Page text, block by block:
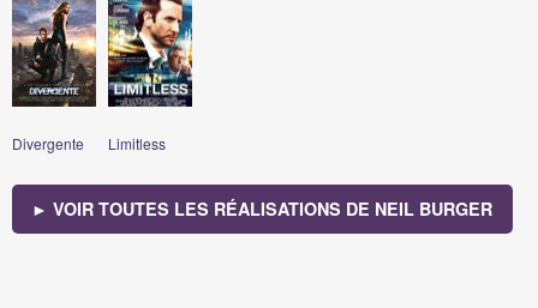
Divergente Limitless
► VOIR TOUTES LES RÉALISATIONS DE NEIL BURGER